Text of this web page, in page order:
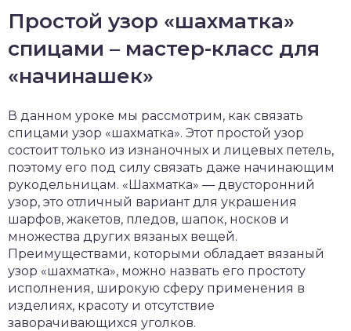
Простой узор «шахматка»
спицами – мастер-класс для
«начинашек»
В данном уроке мы рассмотрим, как связать
спицами узор «шахматка». Этот простой узор
состоит только из изнаночных и лицевых петель,
поэтому его под силу связать даже начинающим
рукодельницам. «Шахматка» — двусторонний
узор, это отличный вариант для украшения
шарфов, жакетов, пледов, шапок, носков и
множества других вязаных вещей.
Преимуществами, которыми обладает вязаный
узор «шахматка», можно назвать его простоту
исполнения, широкую сферу применения в
изделиях, красоту и отсутствие
заворачивающихся уголков.